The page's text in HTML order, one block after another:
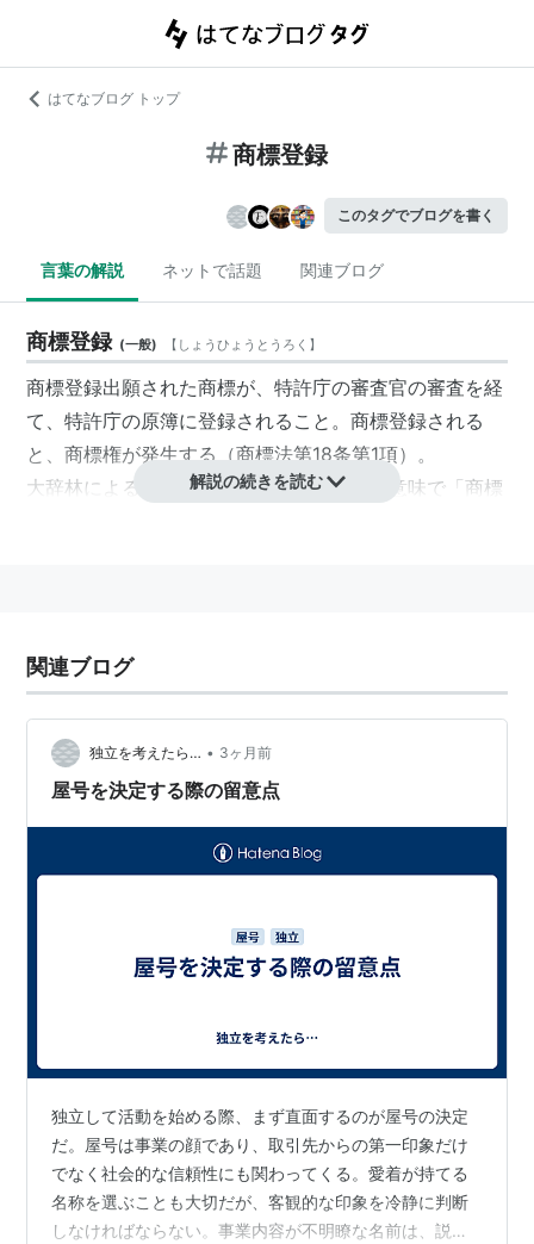
はてなブログ トップ
商標登録
このタグでブログを書く
言葉の解説 ネットで話題 関連ブログ
商標登録 (一般) 【 しょうひょうとうろく 】
商標登録出願された商標が、特許庁の審査官の審査を経
て、特許庁の原簿に登録されること。商標登録される
と、商標権が発生する（商標法第18条第1項）。
大辞林によると、商標登録出願するという意味で「商標
法第2条第2項）。
cf. 登録商標
なお、「商標登録出願中」のものは、商標登録されるの
か、審査官が拒絶査定をするのか未確定なものであるた
め、注意が必要。
時系列的な説明と条文
いてある記事を見ることがありますが、商標法上は、
げる事項を記載した願書に必要な書面を添付して
特許庁長官に提出しなければならない。
一 商標登録出願人の氏名又は名称及び住所
又は居所
解説の続きを読む
関連ブログ
独立を考えたら… • 3ヶ月前
屋号を決定する際の留意点
独立して活動を始める際、まず直面するのが屋号の決定
だ。屋号は事業の顔であり、取引先からの第一印象だけ
でなく社会的な信頼性にも関わってくる。愛着が持てる
名称を選ぶことも大切だが、客観的な印象を冷静に判断
しなければならない。事業内容が不明瞭な名前は、説明